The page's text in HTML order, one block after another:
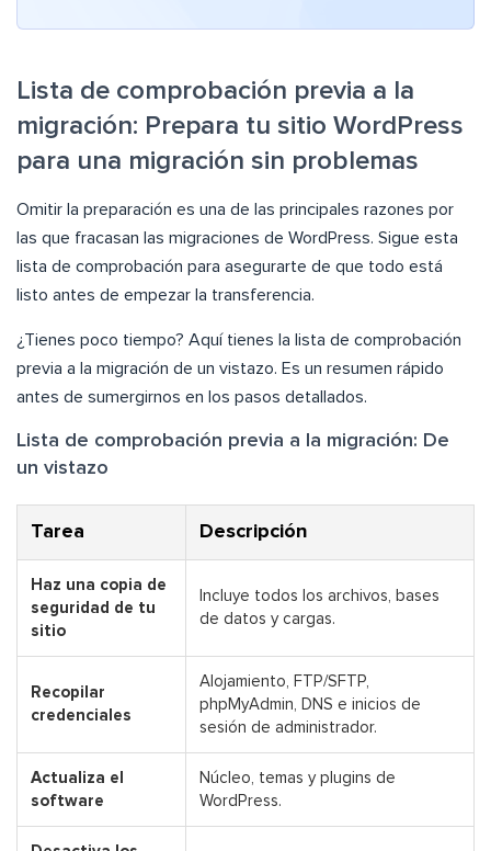
Lista de comprobación previa a la
migración: Prepara tu sitio WordPress
para una migración sin problemas
Omitir la preparación es una de las principales razones por
las que fracasan las migraciones de WordPress. Sigue esta
lista de comprobación para asegurarte de que todo está
listo antes de empezar la transferencia.
¿Tienes poco tiempo? Aquí tienes la lista de comprobación
previa a la migración de un vistazo. Es un resumen rápido
antes de sumergirnos en los pasos detallados.
Lista de comprobación previa a la migración: De
un vistazo
Tarea Descripción
Haz una copia de
seguridad de tu
sitio
Incluye todos los archivos, bases
de datos y cargas.
Recopilar
credenciales
Alojamiento, FTP/SFTP,
phpMyAdmin, DNS e inicios de
sesión de administrador.
Actualiza el
software
Núcleo, temas y plugins de
WordPress.